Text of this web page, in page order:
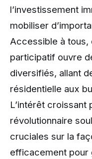
l’investissement
mobiliser
Accessible à
participatif ouvre
diversifiés, allant
résidentielle aux
L’intérêt
révolutionnaire
cruciales sur la
efficacement pour